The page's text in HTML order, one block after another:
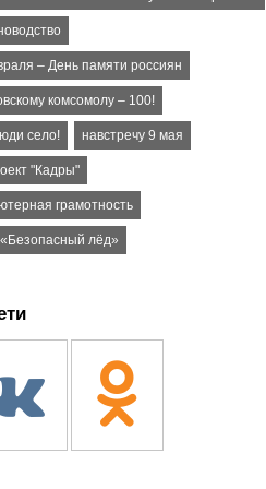
весенне-
– День памяти россиян
комсомолу – 100!
село! навстречу 9 мая
"Кадры"
грамотность
лёд»